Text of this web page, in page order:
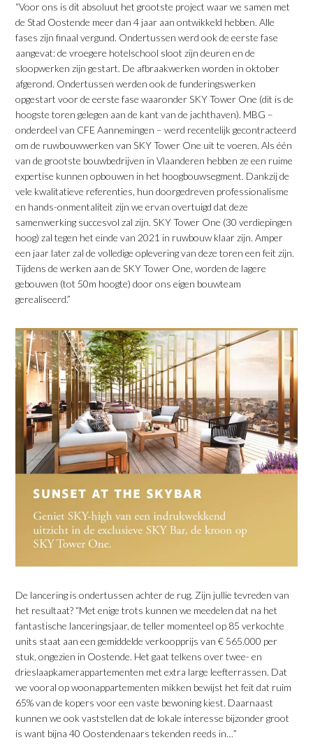
“Voor ons is dit absoluut het grootste project waar we samen met
de Stad Oostende meer dan 4 jaar aan ontwikkeld hebben. Alle
fases zijn finaal vergund. Ondertussen werd ook de eerste fase
aangevat: de vroegere hotelschool sloot zijn deuren en de
sloopwerken zijn gestart. De afbraakwerken worden in oktober
afgerond. Ondertussen werden ook de funderingswerken
opgestart voor de eerste fase waaronder SKY Tower One (dit is de
hoogste toren gelegen aan de kant van de jachthaven). MBG –
onderdeel van CFE Aannemingen – werd recentelijk gecontracteerd
om de ruwbouwwerken van SKY Tower One uit te voeren. Als één
van de grootste bouwbedrijven in Vlaanderen hebben ze een ruime
expertise kunnen opbouwen in het hoogbouwsegment. Dankzij de
vele kwalitatieve referenties, hun doorgedreven professionalisme
en hands-onmentaliteit zijn we ervan overtuigd dat deze
samenwerking succesvol zal zijn. SKY Tower One (30 verdiepingen
hoog) zal tegen het einde van 2021 in ruwbouw klaar zijn. Amper
een jaar later zal de volledige oplevering van deze toren een feit zijn.
Tijdens de werken aan de SKY Tower One, worden de lagere
gebouwen (tot 50m hoogte) door ons eigen bouwteam
gerealiseerd.”
De lancering is ondertussen achter de rug. Zijn jullie tevreden van
het resultaat? “Met enige trots kunnen we meedelen dat na het
fantastische lanceringsjaar, de teller momenteel op 85 verkochte
units staat aan een gemiddelde verkoopprijs van € 565.000 per
stuk, ongezien in Oostende. Het gaat telkens over twee- en
drieslaapkamerappartementen met extra large leefterrassen. Dat
we vooral op woonappartementen mikken bewijst het feit dat ruim
65% van de kopers voor een vaste bewoning kiest. Daarnaast
kunnen we ook vaststellen dat de lokale interesse bijzonder groot
is want bijna 40 Oostendenaars tekenden reeds in…”